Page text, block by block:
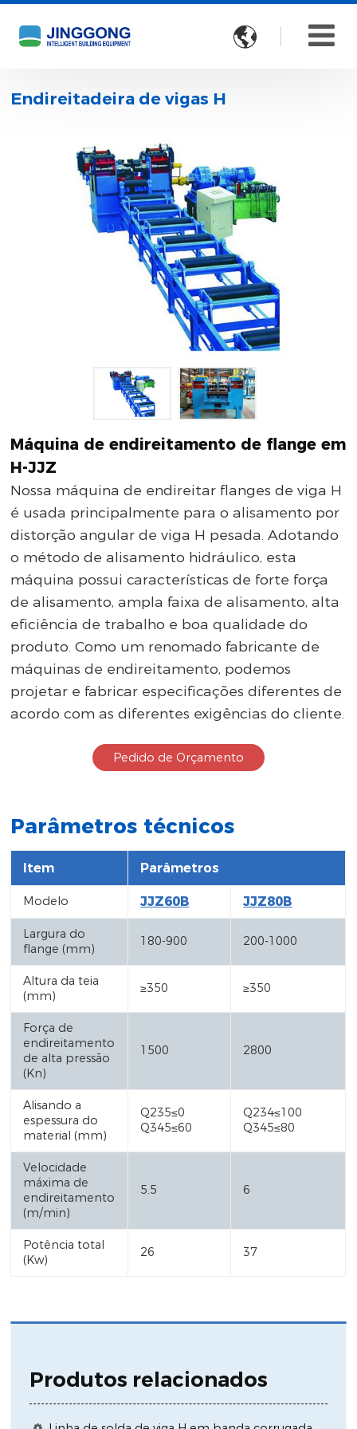

Endireitadeira de vigas H
Máquina de endireitamento de flange em
H-JJZ
Nossa máquina de endireitar flanges de viga H
é usada principalmente para o alisamento por
distorção angular de viga H pesada. Adotando
o método de alisamento hidráulico, esta
máquina possui características de forte força
de alisamento, ampla faixa de alisamento, alta
eficiência de trabalho e boa qualidade do
produto. Como um renomado fabricante de
máquinas de endireitamento, podemos
projetar e fabricar especificações diferentes de
acordo com as diferentes exigências do cliente.
Pedido de Orçamento
Parâmetros técnicos
Item Parâmetros
Modelo JJZ60B JJZ80B
Largura do
flange (mm)
180-900 200-1000
Altura da teia
(mm)
≥350 ≥350
Força de
endireitamento
de alta pressão
(Kn)
1500 2800
Alisando a
espessura do
material (mm)
Q235≤0
Q345≤60
Q234≤100
Q345≤80
Velocidade
máxima de
endireitamento
(m/min)
5.5 6
Potência total
(Kw)
26 37
Produtos relacionados